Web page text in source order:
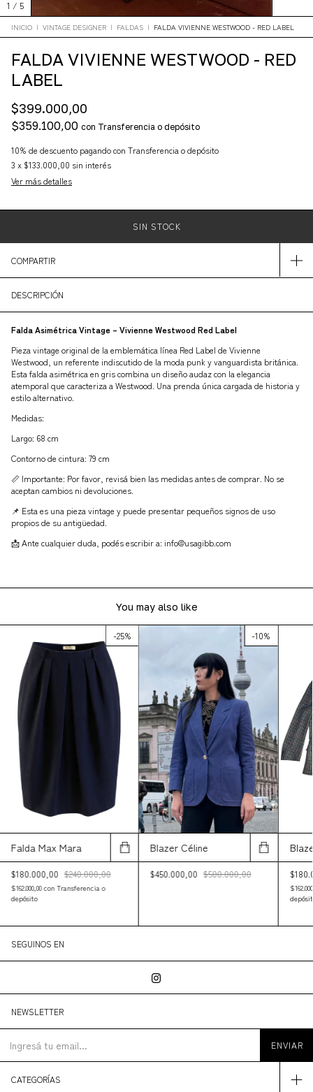
1 / 5
INICIO | VINTAGE DESIGNER | FALDAS | FALDA VIVIENNE WESTWOOD - RED LABEL
FALDA VIVIENNE WESTWOOD - RED
LABEL
$399.000,00
$359.100,00 con Transferencia o depósito
10% de descuento pagando con Transferencia o depósito
3 x $133.000,00 sin interés
Ver más detalles
COMPARTIR
DESCRIPCIÓN
Falda Asimétrica Vintage – Vivienne Westwood Red Label
Pieza vintage original de la emblemática línea Red Label de Vivienne
Westwood, un referente indiscutido de la moda punk y vanguardista británica.
Esta falda asimétrica en gris combina un diseño audaz con la elegancia
atemporal que caracteriza a Westwood. Una prenda única cargada de historia y
estilo alternativo.
Medidas:
Largo: 68 cm
Contorno de cintura: 79 cm
📏 Importante: Por favor, revisá bien las medidas antes de comprar. No se
aceptan cambios ni devoluciones.
📌 Esta es una pieza vintage y puede presentar pequeños signos de uso
propios de su antigüedad.
📩 Ante cualquier duda, podés escribir a: info@usagibb.com
You may also like
-25%
Falda Max Mara
$180.000,00 $240.000,00
$162.000,00con Transferencia o
depósito
-10%
Blazer Céline
$450.000,00 $500.000,00
SEGUINOS EN
NEWSLETTER
CATEGORÍAS